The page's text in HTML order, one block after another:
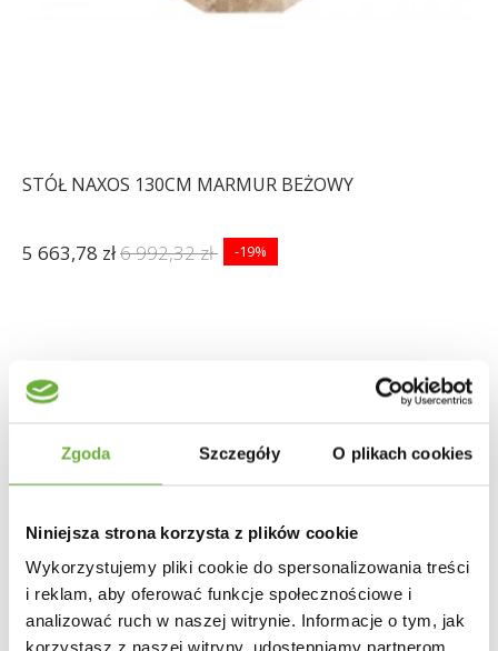
Zgoda Szczegóły O plikach cookies
Niniejsza strona korzysta z plików cookie
Wykorzystujemy pliki cookie do spersonalizowania treści
i reklam, aby oferować funkcje społecznościowe i
analizować ruch w naszej witrynie. Informacje o tym, jak
korzystasz z naszej witryny, udostępniamy partnerom
STÓŁ NAXOS 130CM MARMUR BEŻOWY
5 663,78 zł6 992,32 zł -19%